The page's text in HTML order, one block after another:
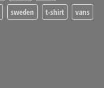
sweden t-shirt
vans